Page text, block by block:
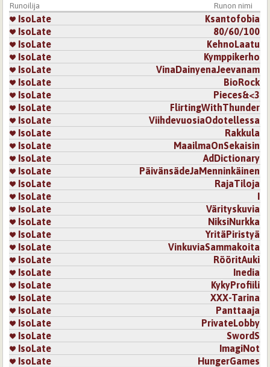
Runoilija Runon nimi
IsoLate
Ksantofobia
IsoLate
80/60/100
IsoLate
KehnoLaatu
IsoLate
Kymppikerho
IsoLate
VinaDainyenaJeevanam
IsoLate
BioRock
IsoLate
Pieces&<3
IsoLate
FlirtingWithThunder
IsoLate
ViihdevuosiaOdotellessa
IsoLate
Rakkula
IsoLate
MaailmaOnSekaisin
IsoLate
AdDictionary
IsoLate
PäivänsädeJaMenninkäinen
IsoLate
RajaTiloja
IsoLate
I
IsoLate
Värityskuvia
IsoLate
NiksiNurkka
IsoLate
YritäPiristyä
IsoLate
VinkuviaSammakoita
IsoLate
RööritAuki
IsoLate
Inedia
IsoLate
KykyProfiili
IsoLate
XXX-Tarina
IsoLate
Panttaaja
IsoLate
PrivateLobby
IsoLate
SwordS
IsoLate
ImagiNot
IsoLate
HungerGames